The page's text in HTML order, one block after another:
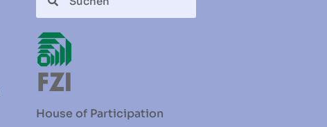
House of Participation